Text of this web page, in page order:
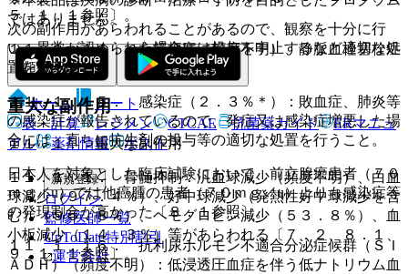
５．１．１参照〕。
１１．１．１４． 心筋梗塞（頻度不明）、静脈血栓塞栓症
（頻度不明）。
１１．１．１５． 感染症（２．３％＊）：敗血症、肺炎等
の感染症が報告されているので、発症又は感染症増悪した場
合には、直ちに抗生剤の投与等の適切な処置を行うこと。
日本人を対象とした臨床試験において、前立腺癌患者（７０
ｍｇ／u）では他癌腫の患者（７０ｍｇ／u）よりも感染症等
の発現割合が高かった〔８．１参照〕。
１１．１．１６． 抗利尿ホルモン不適合分泌症候群（ＳＩ
ＡＤＨ）（頻度不明）：低浸透圧血症を伴う低ナトリウム血
次の副作用があらわれることがあるので、観察を十分に行
い、異常が認められた場合には投与を中止するなど適切な処
置を行うこと。
重大な副作用
１１．１． 重大な副作用
１１．１．１． 骨髄抑制：汎血球減少（頻度不明）、白血
球減少（９７．４％）、好中球減少（発熱性好中球減少を含
む）（９５．８％）、ヘモグロビン減少（５３．８％）、血
小板減少（１４．３％）等があらわれる〔７．２、８．１、
９．１．１参照〕。
ではありません。
ホーム
ノート
表・計算
レジメン CTCAE 抗菌薬ガイド
ERマニュ
アル
薬剤情報 ポスト
新規登録
ログイン
監修医師一覧
UpToDate特別割引
運営会社